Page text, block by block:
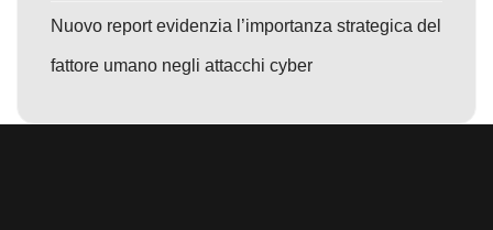
Nuovo report evidenzia l’importanza strategica del
fattore umano negli attacchi cyber